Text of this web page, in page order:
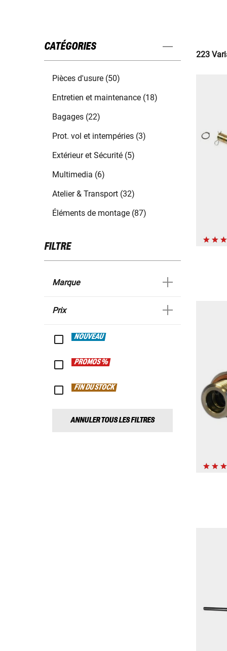
CATÉGORIES
Pièces d'usure (50)
Entretien et maintenance (18)
Bagages (22)
Prot. vol et intempéries (3)
Extérieur et Sécurité (5)
Multimedia (6)
Atelier & Transport (32)
Éléments de montage (87)
FILTRE
Marque
Prix
NOUVEAU
PROMOS %
FIN DU STOCK
ANNULER TOUS LES FILTRES
223